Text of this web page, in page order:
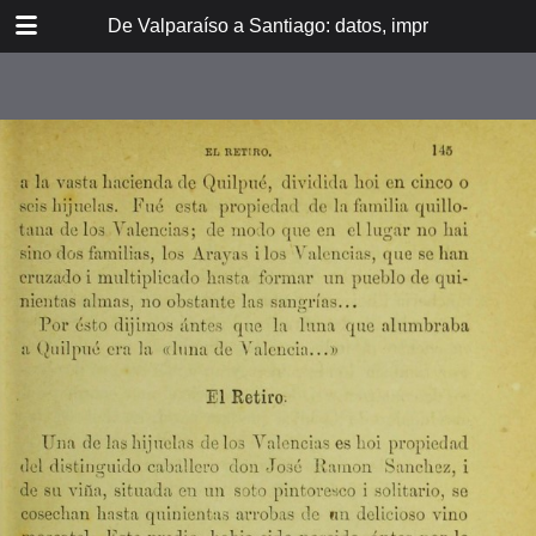
De Valparaíso a Santiago: datos, impresiones,
DOWNLOAD
TABLE OF CONTENTS
Itinerario del ferrocarril de
Valparaíso a Santiago
espresamente grabado en Paris en
madera para esta obra
Dedicatoria
A los viajeros
En la Estación de Valparaíso
El banquete de inauguración i el
motín de Oyarce
Viña del Mar
Bosquejo histórico
El Salto